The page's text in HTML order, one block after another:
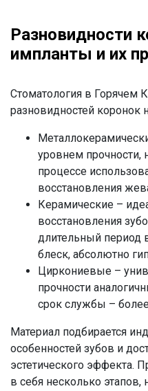
Разновидности
импланты и их
Стоматология в Горячем
разновидностей коронок
уровнем
процессе
восстановления
Керамические –
восстановления
длительный период
блеск, абсолютно
Циркониевые –
прочности
срок службы –
Материал подбирается
особенностей зубов и
эстетического эффекта.
в себя несколько этапов,